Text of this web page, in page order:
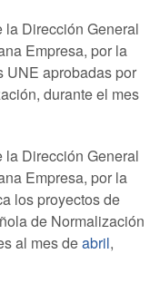
Dirección General
Empresa, por la
UNE aprobadas por
durante el mes
Dirección General
Empresa, por la
los proyectos de
de Normalización
al mes deabril,